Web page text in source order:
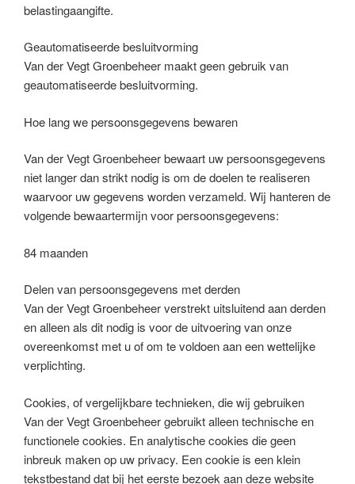
belastingaangifte.
Geautomatiseerde besluitvorming
Van der Vegt Groenbeheer maakt geen gebruik van
geautomatiseerde besluitvorming.
Hoe lang we persoonsgegevens bewaren
Van der Vegt Groenbeheer bewaart uw persoonsgegevens
niet langer dan strikt nodig is om de doelen te realiseren
waarvoor uw gegevens worden verzameld. Wij hanteren de
volgende bewaartermijn voor persoonsgegevens:
84 maanden
Delen van persoonsgegevens met derden
Van der Vegt Groenbeheer verstrekt uitsluitend aan derden
en alleen als dit nodig is voor de uitvoering van onze
overeenkomst met u of om te voldoen aan een wettelijke
verplichting.
Cookies, of vergelijkbare technieken, die wij gebruiken
Van der Vegt Groenbeheer gebruikt alleen technische en
functionele cookies. En analytische cookies die geen
inbreuk maken op uw privacy. Een cookie is een klein
tekstbestand dat bij het eerste bezoek aan deze website